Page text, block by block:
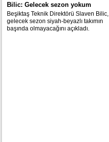
Bilic: Gelecek sezon yokum
​Beşiktaş Teknik Direktörü Slaven Bilic,
gelecek sezon siyah-beyazlı takımın
başında olmayacağını açıkladı.